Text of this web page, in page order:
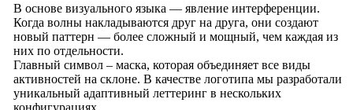
В основе визуального языка — явление интерференции.
Когда волны накладываются друг на друга, они создают
новый паттерн — более сложный и мощный, чем каждая из
них по отдельности.
Главный символ – маска, которая объединяет все виды
активностей на склоне. В качестве логотипа мы разработали
уникальный адаптивный леттеринг в нескольких
конфигурациях.